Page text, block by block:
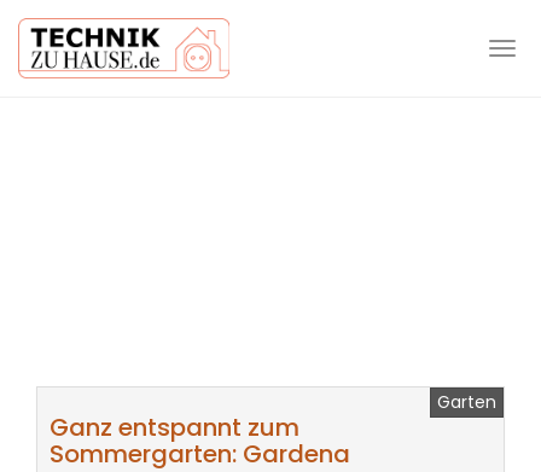
Garten
Ganz entspannt zum
Sommergarten: Gardena